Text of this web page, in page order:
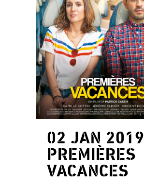
02 JAN 2019
PREMIÈRES
VACANCES